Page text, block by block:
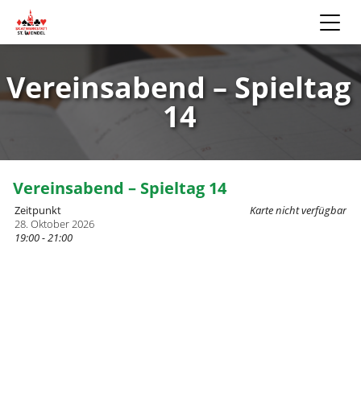
Vereinsabend – Spieltag
14
Vereinsabend – Spieltag 14
Karte nicht verfügbar
Zeitpunkt
28. Oktober 2026
19:00 - 21:00